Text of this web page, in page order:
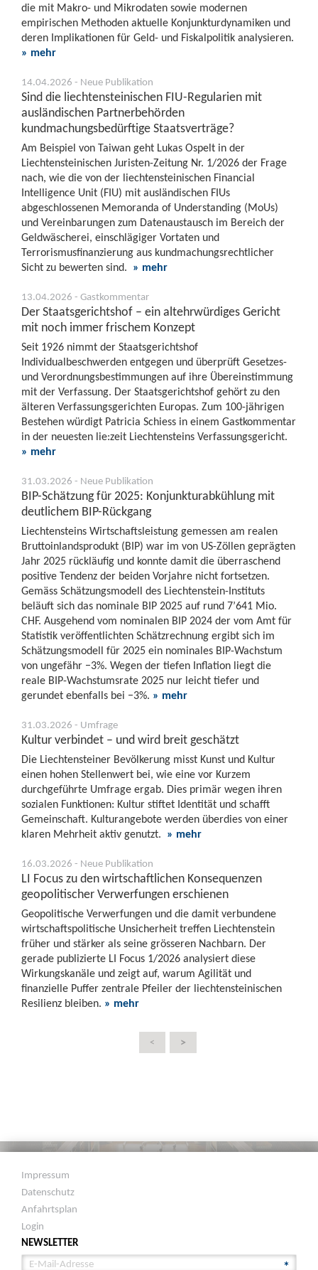
die mit Makro- und Mikrodaten sowie modernen
empirischen Methoden aktuelle Konjunkturdynamiken und
deren Implikationen für Geld- und Fiskalpolitik analysieren.
» mehr
14.04.2026 - Neue Publikation
Sind die liechtensteinischen FIU-Regularien mit
ausländischen Partnerbehörden
kundmachungsbedürftige Staatsverträge?
Am Beispiel von Taiwan geht Lukas Ospelt in der
Liechtensteinischen Juristen-Zeitung Nr. 1/2026 der Frage
nach, wie die von der liechtensteinischen Financial
Intelligence Unit (FIU) mit ausländischen FIUs
abgeschlossenen Memoranda of Understanding (MoUs)
und Vereinbarungen zum Datenaustausch im Bereich der
Geldwäscherei, einschlägiger Vortaten und
Terrorismusfinanzierung aus kundmachungsrechtlicher
Sicht zu bewerten sind. » mehr
13.04.2026 - Gastkommentar
Der Staatsgerichtshof – ein altehrwürdiges Gericht
mit noch immer frischem Konzept
Seit 1926 nimmt der Staatsgerichtshof
Individualbeschwerden entgegen und überprüft Gesetzes-
und Verordnungsbestimmungen auf ihre Übereinstimmung
mit der Verfassung. Der Staatsgerichtshof gehört zu den
älteren Verfassungsgerichten Europas. Zum 100-jährigen
Bestehen würdigt Patricia Schiess in einem Gastkommentar
in der neuesten lie:zeit Liechtensteins Verfassungsgericht.
» mehr
31.03.2026 - Neue Publikation
BIP-Schätzung für 2025: Konjunkturabkühlung mit
deutlichem BIP-Rückgang
Liechtensteins Wirtschaftsleistung gemessen am realen
Bruttoinlandsprodukt (BIP) war im von US-Zöllen geprägten
Jahr 2025 rückläufig und konnte damit die überraschend
positive Tendenz der beiden Vorjahre nicht fortsetzen.
Gemäss Schätzungsmodell des Liechtenstein-Instituts
beläuft sich das nominale BIP 2025 auf rund 7’641 Mio.
CHF. Ausgehend vom nominalen BIP 2024 der vom Amt für
Statistik veröffentlichten Schätzrechnung ergibt sich im
Schätzungsmodell für 2025 ein nominales BIP-Wachstum
von ungefähr −3%. Wegen der tiefen Inflation liegt die
reale BIP-Wachstumsrate 2025 nur leicht tiefer und
gerundet ebenfalls bei −3%. » mehr
31.03.2026 - Umfrage
Kultur verbindet – und wird breit geschätzt
Die Liechtensteiner Bevölkerung misst Kunst und Kultur
einen hohen Stellenwert bei, wie eine vor Kurzem
durchgeführte Umfrage ergab. Dies primär wegen ihren
sozialen Funktionen: Kultur stiftet Identität und schafft
Gemeinschaft. Kulturangebote werden überdies von einer
klaren Mehrheit aktiv genutzt. » mehr
16.03.2026 - Neue Publikation
LI Focus zu den wirtschaftlichen Konsequenzen
geopolitischer Verwerfungen erschienen
Geopolitische Verwerfungen und die damit verbundene
wirtschaftspolitische Unsicherheit treffen Liechtenstein
früher und stärker als seine grösseren Nachbarn. Der
gerade publizierte LI Focus 1/2026 analysiert diese
Wirkungskanäle und zeigt auf, warum Agilität und
finanzielle Puffer zentrale Pfeiler der liechtensteinischen
Resilienz bleiben. » mehr
< >
Impressum
Datenschutz
Anfahrtsplan
Login
NEWSLETTER